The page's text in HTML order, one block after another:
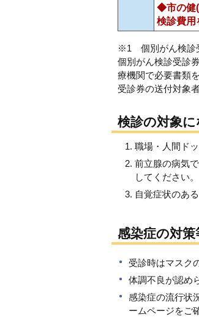
◆市の健(
検診費用
※1 個別がん検診
個別がん検診受診
療機関で必要書類
受診券の送付対象
検診の対象
職場・人間ド
前立腺の病気
してください。
自覚症状のあ
感染症の対
受診時はマスク
体調不良が認め
感染症の流行状
ームページをご